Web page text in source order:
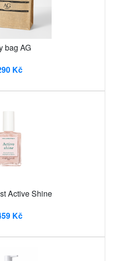
bag AG
Kč
Active Shine
Kč